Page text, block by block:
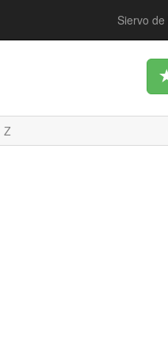
Siervo
Z